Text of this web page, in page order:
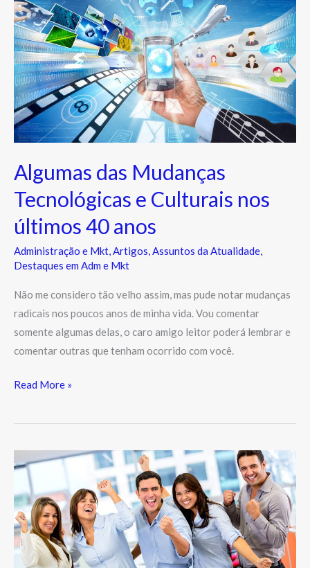
Algumas das Mudanças
Tecnológicas e Culturais nos
últimos 40 anos
Administração e Mkt,Artigos,Assuntos da Atualidade,
Destaques em Adm e Mkt
Não me considero tão velho assim, mas pude notar mudanças
radicais nos poucos anos de minha vida. Vou comentar
somente algumas delas, o caro amigo leitor poderá lembrar e
comentar outras que tenham ocorrido com você.
das
Mudanças
Tecnológicas
e
Culturais
nos
últimos
40
Read More »
Seu
trabalho
lhe
dá
Prazer?